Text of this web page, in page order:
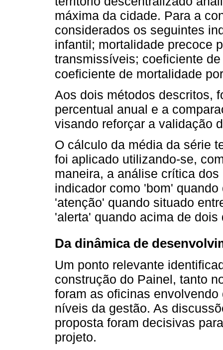
máxima da cidade. Para a
considerados os seguintes
infantil; mortalidade precoce
transmissíveis; coeficiente
coeficiente de mortalidade
Aos dois métodos descritos,
percentual anual e a
visando reforçar a validação
O cálculo da média da série
foi aplicado utilizando-se,
maneira, a análise crítica
indicador como 'bom'
'atenção' quando situado
'alerta' quando acima de dois
Da dinâmica de
Um ponto relevante
construção do Painel, tanto
foram as oficinas
níveis da gestão. As
proposta foram decisivas
projeto.